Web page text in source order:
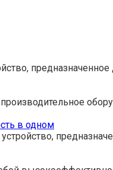
предназначенное
в одном